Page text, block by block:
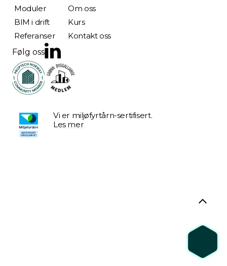
Moduler
BIM i drift
Referanser
Om oss
Kurs
Kontakt oss
Følg oss
Vi er miljøfyrtårn-sertifisert.
Les mer